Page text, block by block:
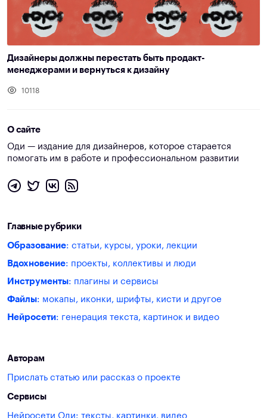
Дизайнеры должны перестать быть продакт-
менеджерами и вернуться к дизайну
10118
О сайте
Оди — издание для дизайнеров, которое старается
помогать им в работе и профессиональном развитии
Главные рубрики
Образование: статьи, курсы, уроки, лекции
Вдохновение: проекты, коллективы и люди
Инструменты: плагины и сервисы
Файлы: мокапы, иконки, шрифты, кисти и другое
Нейросети: генерация текста, картинок и видео
Авторам
Прислать статью или рассказ о проекте
Сервисы
Нейросети Оди: тексты, картинки, видео